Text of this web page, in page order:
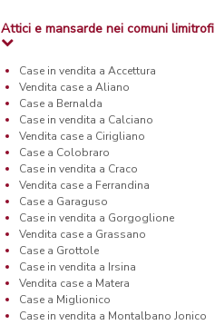
Attici e mansarde nei comuni limitrofi
Case in vendita a Accettura
Vendita case a Aliano
Case a Bernalda
Case in vendita a Calciano
Vendita case a Cirigliano
Case a Colobraro
Case in vendita a Craco
Vendita case a Ferrandina
Case a Garaguso
Case in vendita a Gorgoglione
Vendita case a Grassano
Case a Grottole
Case in vendita a Irsina
Vendita case a Matera
Case a Miglionico
Case in vendita a Montalbano Jonico